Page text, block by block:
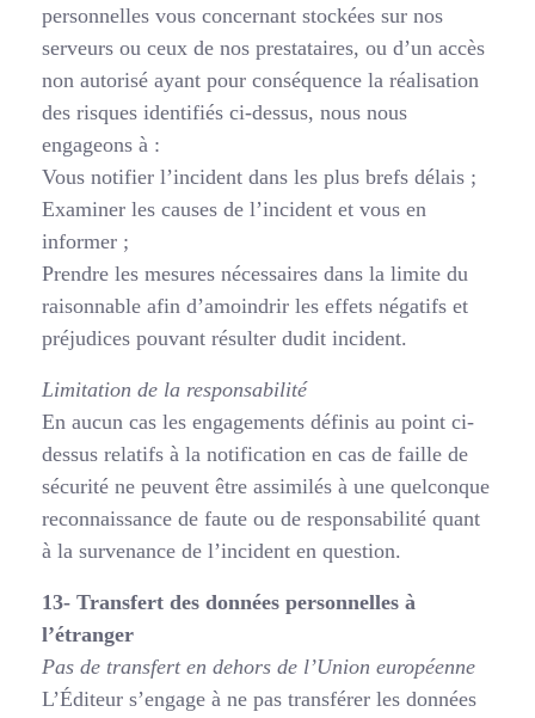
personnelles vous concernant stockées sur nos
serveurs ou ceux de nos prestataires, ou d’un accès
non autorisé ayant pour conséquence la réalisation
des risques identifiés ci-dessus, nous nous
engageons à :
Vous notifier l’incident dans les plus brefs délais ;
Examiner les causes de l’incident et vous en
informer ;
Prendre les mesures nécessaires dans la limite du
raisonnable afin d’amoindrir les effets négatifs et
préjudices pouvant résulter dudit incident.
Limitation de la responsabilité
En aucun cas les engagements définis au point ci-
dessus relatifs à la notification en cas de faille de
sécurité ne peuvent être assimilés à une quelconque
reconnaissance de faute ou de responsabilité quant
à la survenance de l’incident en question.
13- Transfert des données personnelles à
l’étranger
Pas de transfert en dehors de l’Union européenne
L’Éditeur s’engage à ne pas transférer les données